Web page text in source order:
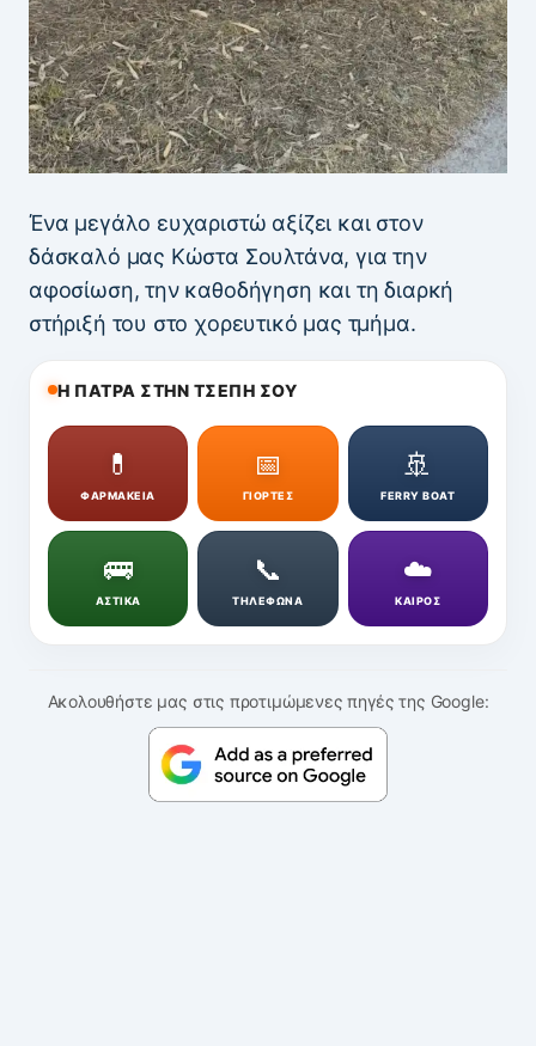
Ένα μεγάλο ευχαριστώ αξίζει και στον
δάσκαλό μας Κώστα Σουλτάνα, για την
αφοσίωση, την καθοδήγηση και τη διαρκή
στήριξή του στο χορευτικό μας τμήμα.
Η ΠΑΤΡΑ ΣΤΗΝ ΤΣΕΠΗ ΣΟΥ
💊
ΦΑΡΜΑΚΕΙΑ
📅
ΓΙΟΡΤΕΣ
🚢
FERRY BOAT
🚌
ΑΣΤΙΚΑ
📞
ΤΗΛΕΦΩΝΑ
☁️
ΚΑΙΡΟΣ
Ακολουθήστε μας στις προτιμώμενες πηγές της Google: